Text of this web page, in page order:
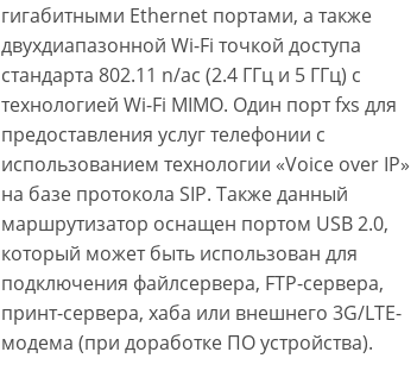
гигабитными Ethernet портами, а также
двухдиапазонной Wi-Fi точкой доступа
стандарта 802.11 n/ac (2.4 ГГц и 5 ГГц) с
технологией Wi-Fi MIMO. Один порт fxs для
предоставления услуг телефонии с
использованием технологии «Voice over IP»
на базе протокола SIP. Также данный
маршрутизатор оснащен портом USB 2.0,
который может быть использован для
подключения файлсервера, FTP-сервера,
принт-сервера, хаба или внешнего 3G/LTE-
модема (при доработке ПО устройства).